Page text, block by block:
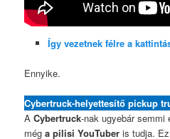
Így vezetnek félre a
Ennyike.
Cybertruck-helyettesítő pickup
ACybertruck-nak ugyebár semmi
méga pilisi YouTuber is tudja.